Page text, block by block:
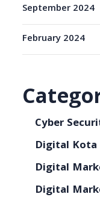
September 2024
February 2024
Cyber
Digital Kota
Digital
Digital